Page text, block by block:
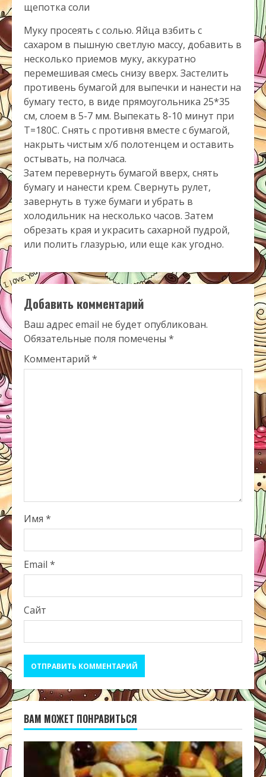
щепотка соли
Муку просеять с солью. Яйца взбить с
сахаром в пышную светлую массу, добавить в
несколько приемов муку, аккуратно
перемешивая смесь снизу вверх. Застелить
противень бумагой для выпечки и нанести на
бумагу тесто, в виде прямоугольника 25*35
см, слоем в 5-7 мм. Выпекать 8-10 минут при
Т=180С. Снять с противня вместе с бумагой,
накрыть чистым х/б полотенцем и оставить
остывать, на полчаса.
Затем перевернуть бумагой вверх, снять
бумагу и нанести крем. Свернуть рулет,
завернуть в туже бумаги и убрать в
холодильник на несколько часов. Затем
обрезать края и украсить сахарной пудрой,
или полить глазурью, или еще как угодно.
Добавить комментарий
Ваш адрес email не будет опубликован.
Обязательные поля помечены *
Комментарий *
Имя *
Email *
Сайт
ВАМ МОЖЕТ ПОНРАВИТЬСЯ